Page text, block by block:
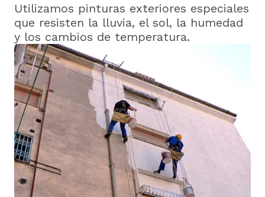
Utilizamos pinturas exteriores especiales
que resisten la lluvia, el sol, la humedad
y los cambios de temperatura.